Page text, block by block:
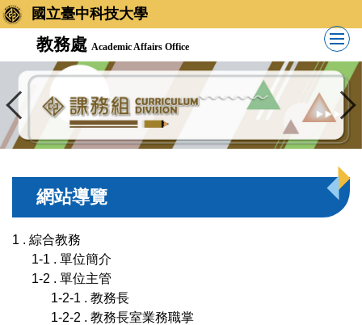
國立臺中科技大學
教務處 Academic Affairs Office
網站導覽
1 . 綜合教務
1-1 . 單位簡介
1-2 . 單位主管
1-2-1 . 教務長
1-2-2 . 教務長室業務職掌